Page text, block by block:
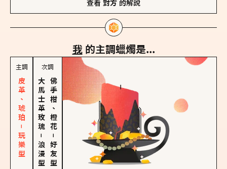
查看 對方 的解說
我 的主調蠟燭是...
主調
皮革、琥珀－玩樂型
次調
大馬士革玫瑰
－
浪漫型
佛手柑、橙花
－
好友型